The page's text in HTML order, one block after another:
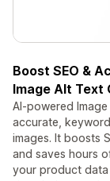
Boost SEO &
Image Alt Text
AI-powered
accurate,
images. It boosts
and saves hours
your product